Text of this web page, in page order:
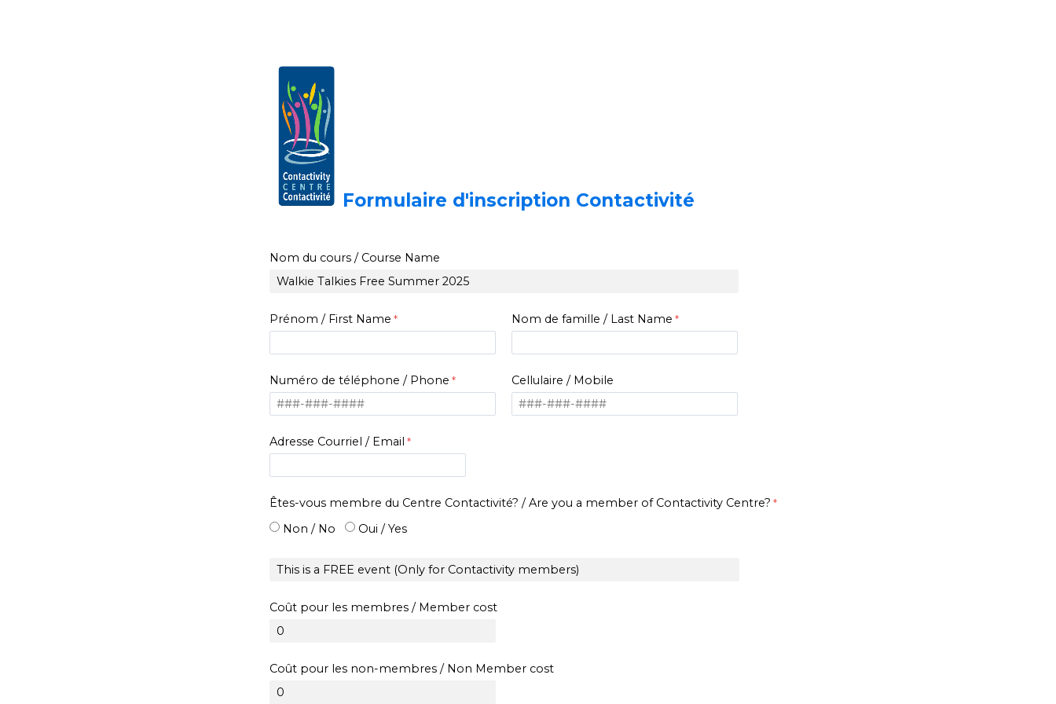
Formulaire d'inscription Contactivité
Nom du cours / Course Name
Prénom / First Name Nom de famille / Last Name
Numéro de téléphone / Phone Cellulaire / Mobile
Adresse Courriel / Email
Êtes-vous membre du Centre Contactivité? /Are you a member of Contactivity Centre?
Non / No
Oui / Yes
Coût pour les membres / Member cost
Coût pour les non-membres / Non Member cost